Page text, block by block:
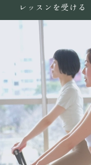
レッスンを受ける